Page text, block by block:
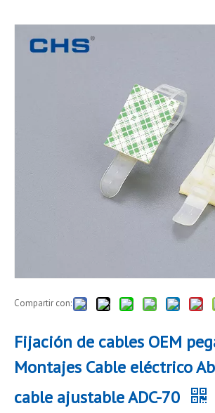
Compartir con:
Fijación de cables OEM
Montajes Cable eléctrico
cable ajustable ADC-70